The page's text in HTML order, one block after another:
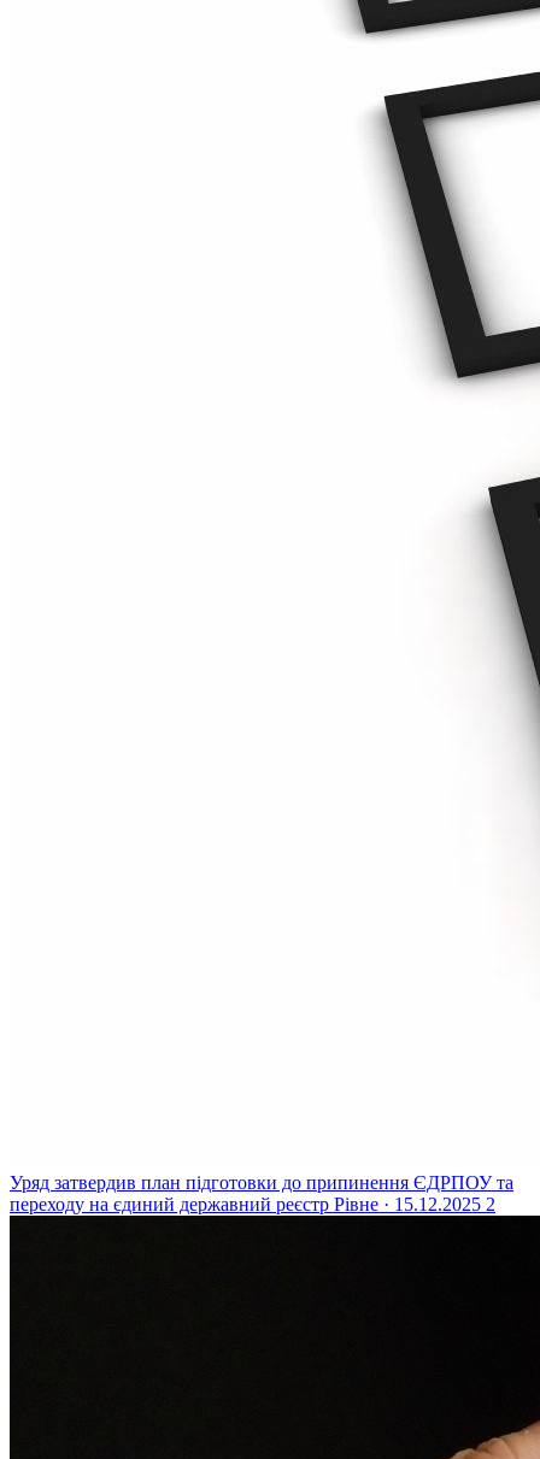
Уряд затвердив план підготовки до припинення ЄДРПОУ та
переходу на єдиний державний реєстр Рівне · 15.12.2025 2